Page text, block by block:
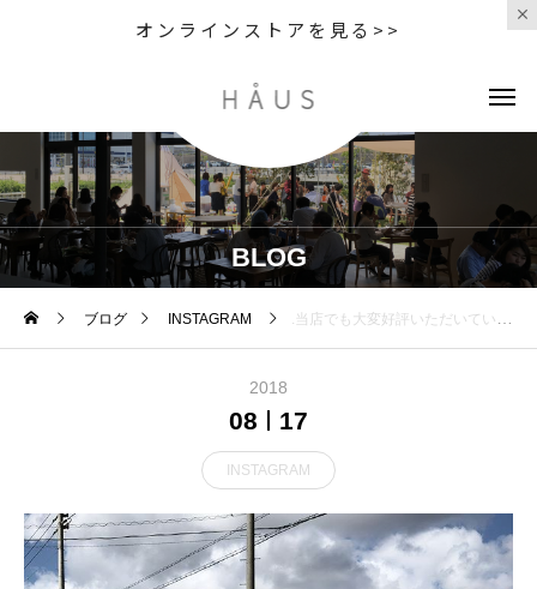
オンラインストアを見る>>
BLOG
ブログ INSTAGRAM .当店でも大変好評いただいているtokyobikeよりキッズ用モデルの「little」。夏空と自然に良くマッチするオレンジが到着しておりますタイヤを太くするなど、安全性を考慮して作られた安心構造。本体重量は10kgで持ち運びも楽々。適応身長は95~115cmとなっており、お子さんの成長に合わせて乗っていただけます。涼しくなるこれからの季節、親子揃ってtokyobikeでお出かけされてはいかがでしょうか◎.#自転車#tokyobike#トーキョーバイク#haus#haus_matsue#hausmatsue #松江カフェ #島根カフェ#松江 #島根 #山陰
2018
08 17
INSTAGRAM